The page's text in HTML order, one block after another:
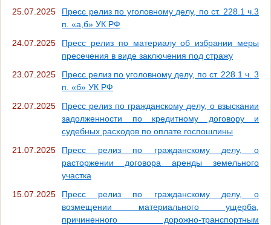
25.07.2025
Пресс релиз по уголовному делу, по ст. 228.1 ч.3
п. «а,б» УК РФ
24.07.2025
Пресс релиз по материалу об избрании меры
пресечения в виде заключения под стражу
23.07.2025
Пресс релиз по уголовному делу, по ст. 228.1 ч. 3
п. «б» УК РФ
22.07.2025
Пресс релиз по гражданскому делу, о взыскании
задолженности по кредитному договору и
судебных расходов по оплате госпошлины
21.07.2025
Пресс релиз по гражданскому делу, о
расторжении договора аренды земельного
участка
15.07.2025
Пресс релиз по гражданскому делу, о
возмещении материального ущерба,
причиненного дорожно-транспортным